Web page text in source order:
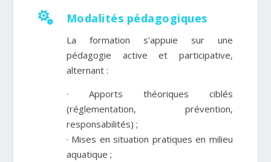
 Modalités pédagogiques
La formation s’appuie sur une
pédagogie active et participative,
alternant :
· Apports théoriques ciblés
(réglementation, prévention,
responsabilités) ;
· Mises en situation pratiques en milieu
aquatique ;